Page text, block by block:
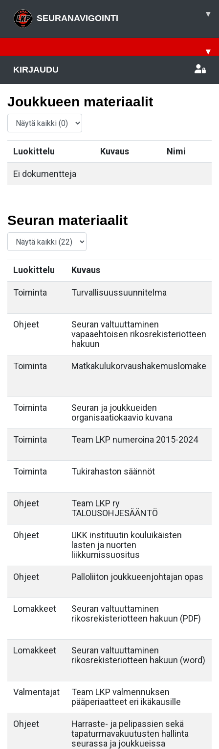
SEURANAVIGOINTI ▾
▾
KIRJAUDU
Joukkueen materiaalit
Luokittelu Kuvaus Nimi
Ei dokumentteja
Seuran materiaalit
Luokittelu Kuvaus
Toiminta
Turvallisuussuunnitelma
Ohjeet
Seuran valtuuttaminen
vapaaehtoisen rikosrekisteriotteen
hakuun
Toiminta
Matkakulukorvaushakemuslomake
Toiminta
Seuran ja joukkueiden
organisaatiokaavio kuvana
Toiminta
Team LKP numeroina 2015-2024
Toiminta
Tukirahaston säännöt
Ohjeet
Team LKP ry
TALOUSOHJESÄÄNTÖ
Ohjeet
UKK instituutin kouluikäisten
lasten ja nuorten
liikkumissuositus
Ohjeet
Palloliiton joukkueenjohtajan opas
Lomakkeet
Seuran valtuuttaminen
rikosrekisteriotteen hakuun (PDF)
Lomakkeet
Seuran valtuuttaminen
rikosrekisteriotteen hakuun (word)
Valmentajat
Team LKP valmennuksen
pääperiaatteet eri ikäkausille
Ohjeet
Harraste- ja pelipassien sekä
tapaturmavakuutusten hallinta
seurassa ja joukkueissa